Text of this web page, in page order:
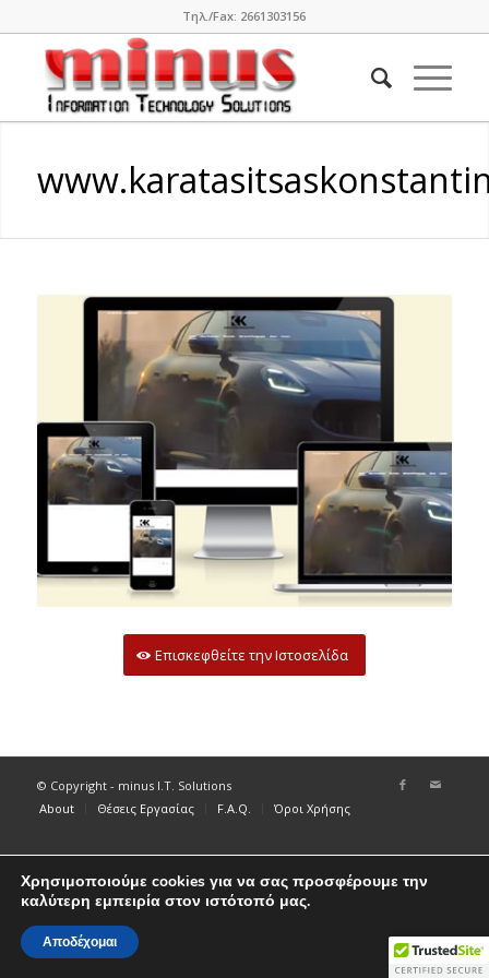
Τηλ./Fax: 2661303156
Επισκεφθείτε την Ιστοσελίδα
© Copyright - minus I.T. Solutions
About
Θέσεις Εργασίας F.A.Q. Όροι Χρήσης
Χρησιμοποιούμε cookies για να σας προσφέρουμε την
καλύτερη εμπειρία στον ιστότοπό μας.
Αποδέχομαι